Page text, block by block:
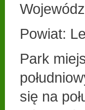
Powiat:
Park
się na